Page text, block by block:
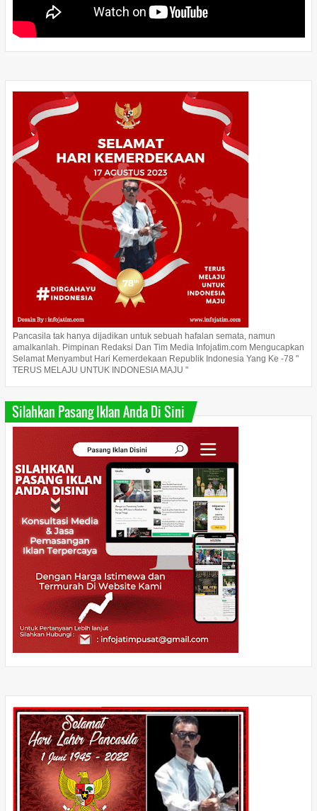
Pancasila tak hanya dijadikan untuk sebuah hafalan semata, namun
amalkanlah. Pimpinan Redaksi Dan Tim Media Infojatim.com Mengucapkan
Selamat Menyambut Hari Kemerdekaan Republik Indonesia Yang Ke -78 "
TERUS MELAJU UNTUK INDONESIA MAJU "
Silahkan Pasang Iklan Anda Di Sini